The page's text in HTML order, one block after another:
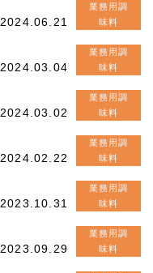
2024.06.21
業務用調
味料
2024.03.04
業務用調
味料
2024.03.02
業務用調
味料
2024.02.22
業務用調
味料
2023.10.31
業務用調
味料
2023.09.29
業務用調
味料